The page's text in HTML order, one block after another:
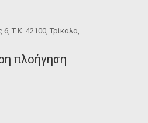
Τ.Κ. 42100, Τρίκαλα,
πλοήγηση